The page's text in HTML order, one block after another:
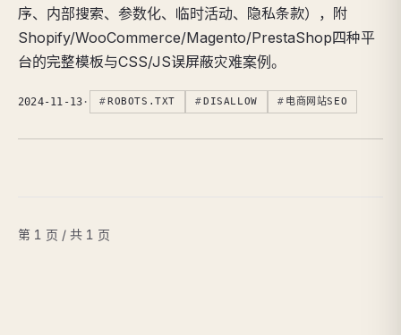
序、内部搜索、参数化、临时活动、隐私条款），附
Shopify/WooCommerce/Magento/PrestaShop四种平
台的完整模板与CSS/JS误屏蔽灾难案例。
2024-11-13 · ROBOTS.TXT DISALLOW 电商网站SEO
第 1 页 / 共 1 页